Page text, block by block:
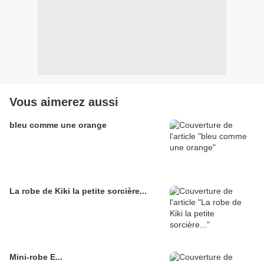
Vous aimerez aussi
bleu comme une orange
La robe de Kiki la petite sorcière...
Mini-robe E...